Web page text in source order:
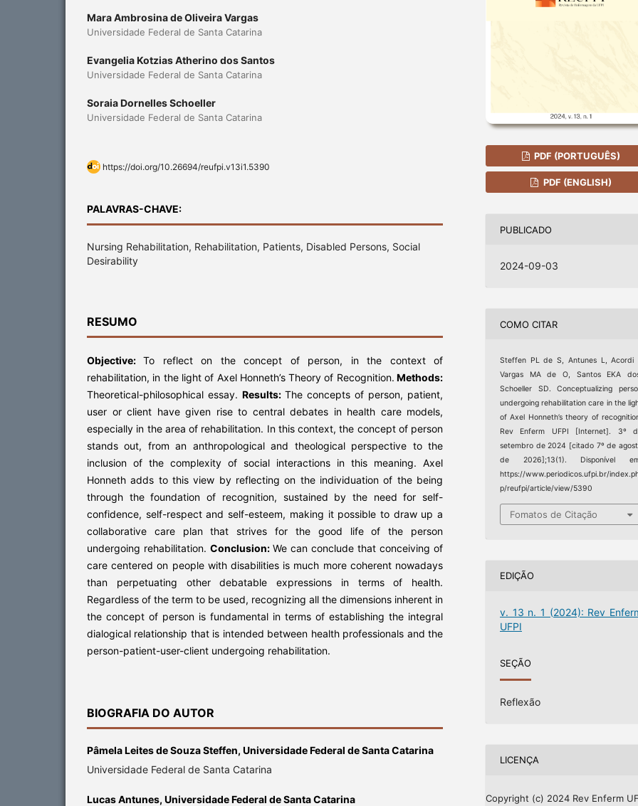
Mara Ambrosina de Oliveira Vargas
Universidade Federal de Santa Catarina
Evangelia Kotzias Atherino dos Santos
Universidade Federal de Santa Catarina
Soraia Dornelles Schoeller
Universidade Federal de Santa Catarina
https://doi.org/10.26694/reufpi.v13i1.5390
PALAVRAS-CHAVE:
Nursing Rehabilitation, Rehabilitation, Patients, Disabled Persons, Social
Desirability
RESUMO
Objective:To reflect on the concept of person, in the context of
rehabilitation, in the light of Axel Honneth’s Theory of Recognition. Methods:
Theoretical-philosophical essay. Results: The concepts of person, patient,
user or client have given rise to central debates in health care models,
especially in the area of rehabilitation. In this context, the concept of person
stands out, from an anthropological and theological perspective to the
inclusion of the complexity of social interactions in this meaning. Axel
Honneth adds to this view by reflecting on the individuation of the being
through the foundation of recognition, sustained by the need for self-
confidence, self-respect and self-esteem, making it possible to draw up a
collaborative care plan that strives for the good life of the person
undergoing rehabilitation. Conclusion: We can conclude that conceiving of
care centered on people with disabilities is much more coherent nowadays
than perpetuating other debatable expressions in terms of health.
Regardless of the term to be used, recognizing all the dimensions inherent in
the concept of person is fundamental in terms of establishing the integral
dialogical relationship that is intended between health professionals and the
person-patient-user-client undergoing rehabilitation.
BIOGRAFIA DO AUTOR
Pâmela Leites de Souza Steffen, Universidade Federal de Santa Catarina
Universidade Federal de Santa Catarina
Lucas Antunes, Universidade Federal de Santa Catarina
PDF (PORTUGUÊS)
PDF (ENGLISH)
PUBLICADO
2024-09-03
COMO CITAR
Steffen PL de S, Antunes L, Acordi
Vargas MA de O, Santos EKA
Schoeller SD. Conceptualizing
undergoing rehabilitation care in the
of Axel Honneth’s theory of
Rev Enferm UFPI [Internet]. 3º
setembro de 2024 [citado 7º de
de 2026];13(1). Disponível
https://www.periodicos.ufpi.br/
p/reufpi/article/view/5390
Fomatos de Citação
EDIÇÃO
v. 13 n. 1 (2024): Rev
UFPI
SEÇÃO
Reflexão
LICENÇA
Copyright (c) 2024 Rev Enferm